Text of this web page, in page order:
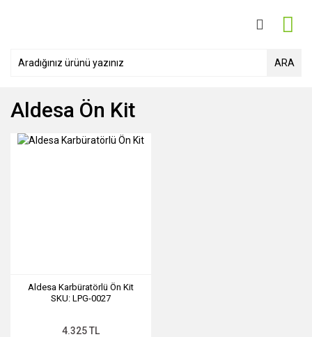
ARA
Aldesa Ön Kit
Aldesa Karbüratörlü Ön Kit
SKU: LPG-0027
4.325 TL